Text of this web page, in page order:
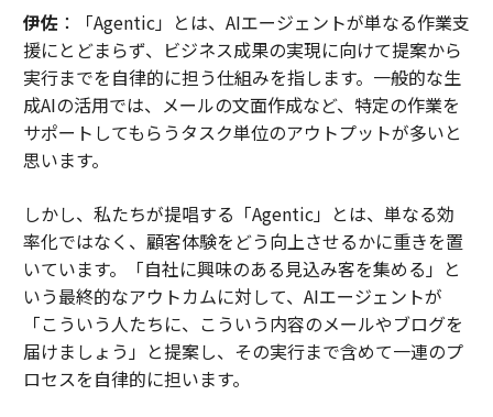
伊佐：「Agentic」とは、AIエージェントが単なる作業支
援にとどまらず、ビジネス成果の実現に向けて提案から
実行までを自律的に担う仕組みを指します。一般的な生
成AIの活用では、メールの文面作成など、特定の作業を
サポートしてもらうタスク単位のアウトプットが多いと
思います。
しかし、私たちが提唱する「Agentic」とは、単なる効
率化ではなく、顧客体験をどう向上させるかに重きを置
いています。「自社に興味のある見込み客を集める」と
いう最終的なアウトカムに対して、AIエージェントが
「こういう人たちに、こういう内容のメールやブログを
届けましょう」と提案し、その実行まで含めて一連のプ
ロセスを自律的に担います。